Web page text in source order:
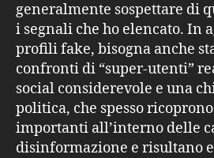
generalmente sospettare di
i segnali che ho elencato. In
profili fake, bisogna anche
confronti di “super-utenti”
social considerevole e una
politica, che spesso
importanti all’interno delle
disinformazione e risultano